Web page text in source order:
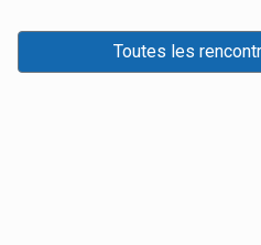
Toutes les